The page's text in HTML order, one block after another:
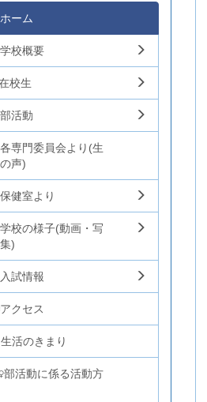
ーム
校概要
校生
活動
専門委員会より(生
声)
健室より
校の様子(動画・写
)
試情報
クセス
活のきまり
部活動に係る活動方